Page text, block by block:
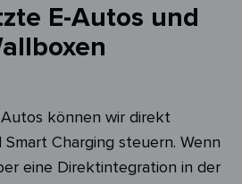
E-Autos und
können wir direkt
Charging steuern. Wenn
eine Direktintegration in der